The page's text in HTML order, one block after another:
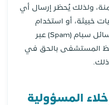
ولذلك يُحظر إرسال أي
خبيثة، أو استخدام
ثغرات النظام، أو توجيه رسائل سبام (Spam) عبر
المستشفى بالحق في
المسؤولية